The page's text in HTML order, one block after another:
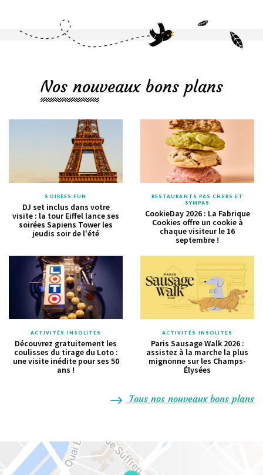
Nos nouveaux bons plans
SOIRÉES FUN
DJ set inclus dans votre
visite : la tour Eiffel lance ses
soirées Sapiens Tower les
jeudis soir de l'été
RESTAURANTS PAS CHERS ET
SYMPAS
CookieDay 2026 : La Fabrique
Cookies offre un cookie à
chaque visiteur le 16
septembre !
ACTIVITÉS INSOLITES
Découvrez gratuitement les
coulisses du tirage du Loto :
une visite inédite pour ses 50
ans !
ACTIVITÉS INSOLITES
Paris Sausage Walk 2026 :
assistez à la marche la plus
mignonne sur les Champs-
Élysées
Tous nos nouveaux bons plans